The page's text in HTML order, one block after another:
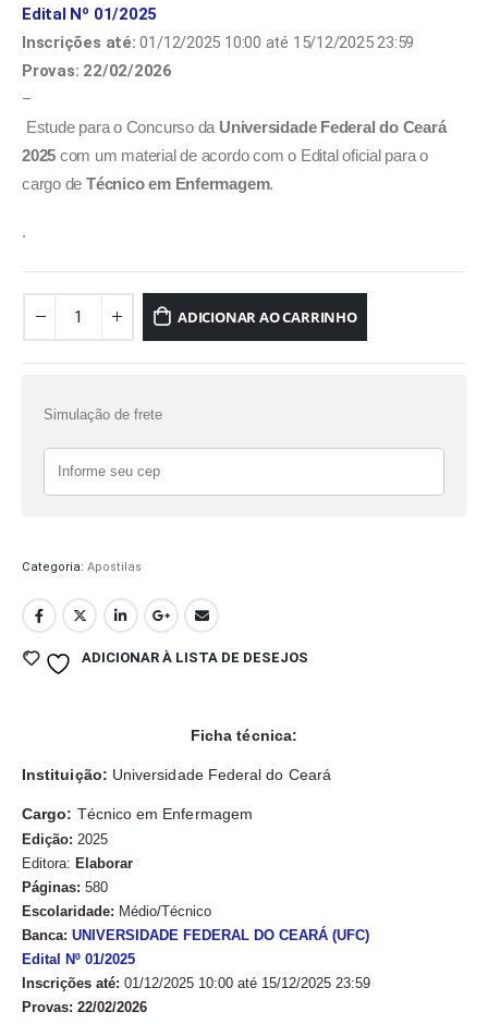
Edital Nº 01/2025
Inscrições até: 01/12/2025 10:00 até 15/12/2025 23:59
Provas: 22/02/2026
–
Estude para o Concurso da Universidade Federal do Ceará
2025 com um material de acordo com o Edital oficial para o
cargo de Técnico em Enfermagem.
.
ADICIONAR AO CARRINHO
Simulação de frete
Categoria: Apostilas
ADICIONAR À LISTA DE DESEJOS
Ficha técnica:
Instituição: Universidade Federal do Ceará
Cargo: Técnico em Enfermagem
Edição: 2025
Editora: Elaborar
Páginas: 580
Escolaridade: Médio/Técnico
Banca: UNIVERSIDADE FEDERAL DO CEARÁ (UFC)
Edital Nº 01/2025
Inscrições até: 01/12/2025 10:00 até 15/12/2025 23:59
Provas: 22/02/2026